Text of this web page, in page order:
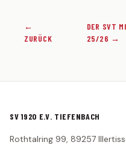
←
ZURÜCK
DER SVT
25/26 →
SV 1920 E.V. TIEFENBACH
Rothtalring 99, 89257